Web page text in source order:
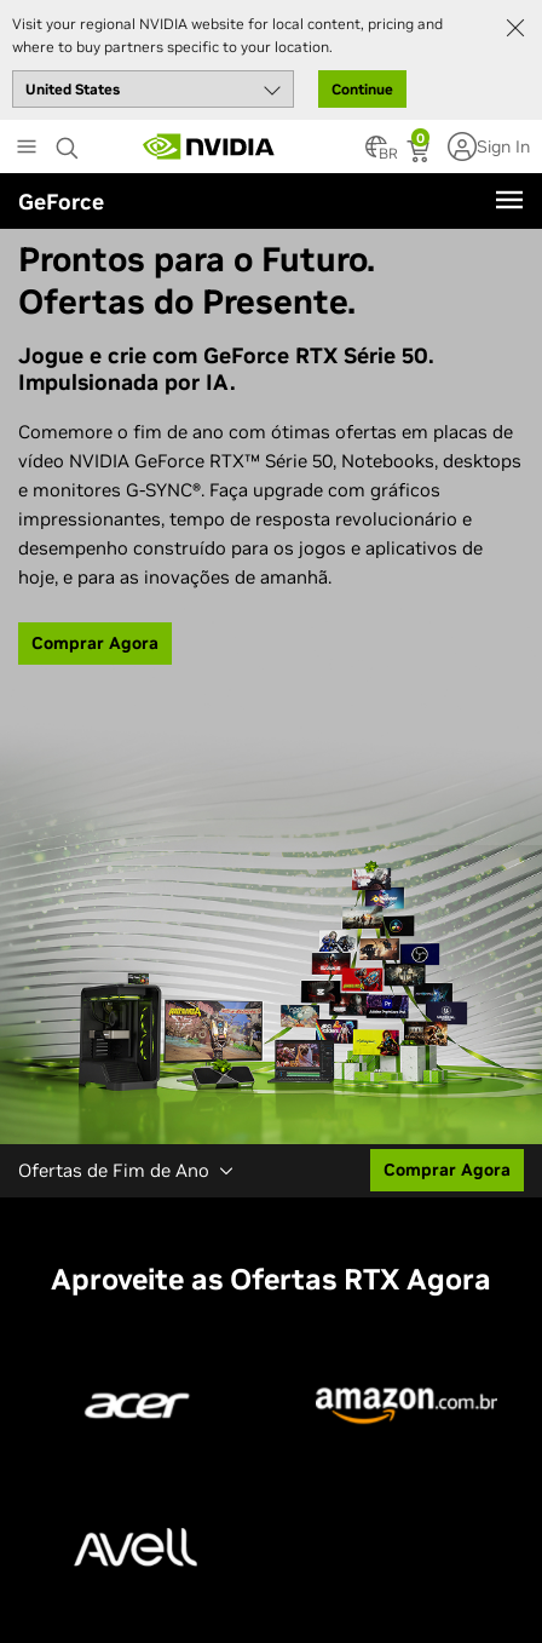
Visit your regional NVIDIA website for local content, pricing and
where to buy partners specific to your location.
Continue
to
main
content
0
BR Sign In
GeForce
Prontos para o Futuro.
Ofertas do Presente.
Jogue e crie com GeForce RTX Série 50.
Impulsionada por IA.
Comemore o fim de ano com ótimas ofertas em placas de
vídeo NVIDIA GeForce RTX™ Série 50, Notebooks, desktops
e monitores G-SYNC®. Faça upgrade com gráficos
impressionantes, tempo de resposta revolucionário e
desempenho construído para os jogos e aplicativos de
hoje, e para as inovações de amanhã.
Comprar Agora
Ofertas de Fim de Ano Comprar Agora
Aproveite as Ofertas RTX Agora